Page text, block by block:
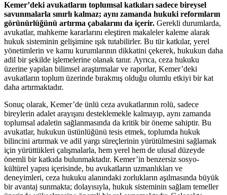
Kemer’deki avukatların toplumsal katkıları sadece bireysel
savunmalarla sınırlı kalmaz; aynı zamanda hukuki reformların
görünürlüğünü artırma çabalarını da içerir. Gerekli durumlarda,
avukatlar, mahkeme kararlarını eleştiren makaleler kaleme alarak
hukuk sisteminin gelişimine ışık tutabilirler. Bu tür katkılar, yerel
yönetimlerin ve kamu kurumlarının dikkatini çekerek, hukukun daha
adil bir şekilde işlemelerine olanak tanır. Ayrıca, ceza hukuku
üzerine yapılan bilimsel araştırmalar ve raporlar, Kemer’deki
avukatların toplum üzerinde bırakmış olduğu olumlu etkiyi bir kat
daha artırmaktadır.
Sonuç olarak, Kemer’de ünlü ceza avukatlarının rolü, sadece
bireylerin adalet arayışını desteklemekle kalmayıp, aynı zamanda
toplumsal adaletin sağlanmasında da kritik bir öneme sahiptir. Bu
avukatlar, hukukun üstünlüğünü tesis etmek, toplumda hukuk
bilincini artırmak ve adil yargı süreçlerinin yürütülmesini sağlamak
için yürüttükleri çalışmalarla, hem yerel hem de ulusal düzeyde
önemli bir katkıda bulunmaktadır. Kemer’in benzersiz sosyo-
kültürel yapısı içerisinde, bu avukatların uzmanlıkları ve
deneyimleri, ceza hukuku alanındaki zorlukların aşılmasında büyük
bir avantaj sunmakta; dolayısıyla, hukuk sisteminin sağlam temeller